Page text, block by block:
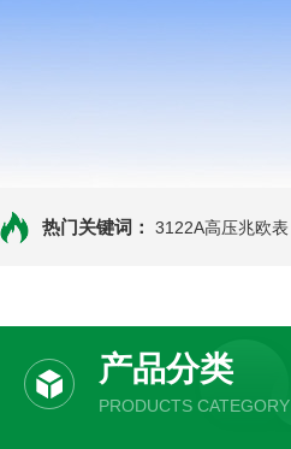
热门关键词： 3122A高压兆欧表
产品分类
PRODUCTS CATEGORY